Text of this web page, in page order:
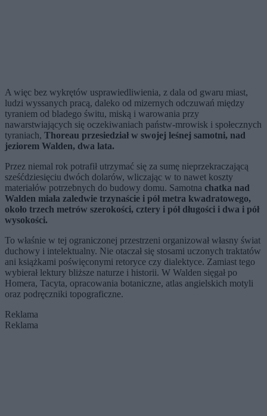
A więc bez wykrętów usprawiedliwienia, z dala od gwaru miast,
ludzi wyssanych pracą, daleko od mizernych odczuwań między
tyraniem od bladego świtu, miską i warowania przy
nawarstwiających się oczekiwaniach państw-mrowisk i społecznych
tyraniach, Thoreau przesiedział w swojej leśnej samotni, nad
jeziorem Walden, dwa lata.
Przez niemal rok potrafił utrzymać się za sumę nieprzekraczającą
sześćdziesięciu dwóch dolarów, wliczając w to nawet koszty
materiałów potrzebnych do budowy domu. Samotna chatka nad
Walden miała zaledwie trzynaście i pół metra kwadratowego,
około trzech metrów szerokości, cztery i pół długości i dwa i pół
wysokości.
To właśnie w tej ograniczonej przestrzeni organizował własny świat
duchowy i intelektualny. Nie otaczał się stosami uczonych traktatów
ani książkami poświęconymi retoryce czy dialektyce. Zamiast tego
wybierał lektury bliższe naturze i historii. W Walden sięgał po
Homera, Tacyta, opracowania botaniczne, atlas angielskich motyli
oraz podręczniki topograficzne.
Reklama
Reklama